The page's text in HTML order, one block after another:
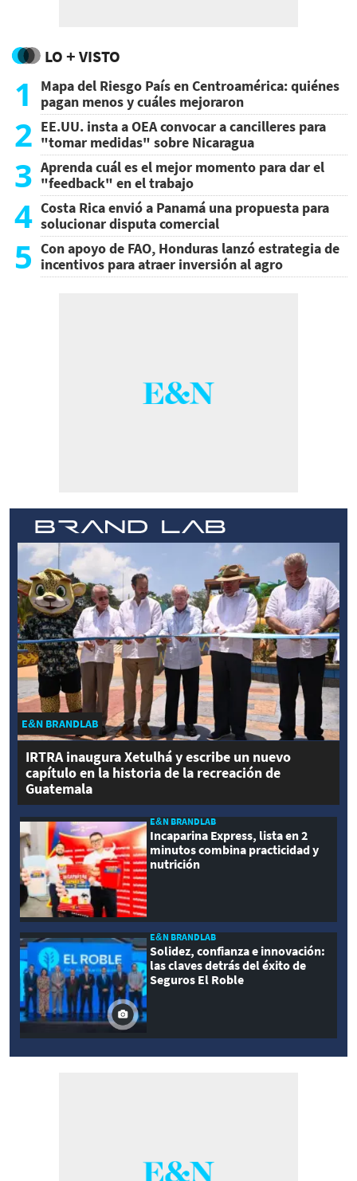
LO + VISTO
1
Mapa del Riesgo País en Centroamérica: quiénes
pagan menos y cuáles mejoraron
2 EE.UU. insta a OEA convocar a cancilleres para
"tomar medidas" sobre Nicaragua
3 Aprenda cuál es el mejor momento para dar el
"feedback" en el trabajo
4 Costa Rica envió a Panamá una propuesta para
solucionar disputa comercial
5 Con apoyo de FAO, Honduras lanzó estrategia de
incentivos para atraer inversión al agro
E&N BRANDLAB
IRTRA inaugura Xetulhá y escribe un nuevo
capítulo en la historia de la recreación de
Guatemala
E&N BRANDLAB
Incaparina Express, lista en 2
minutos combina practicidad y
nutrición
E&N BRANDLAB
Solidez, confianza e innovación:
las claves detrás del éxito de
Seguros El Roble